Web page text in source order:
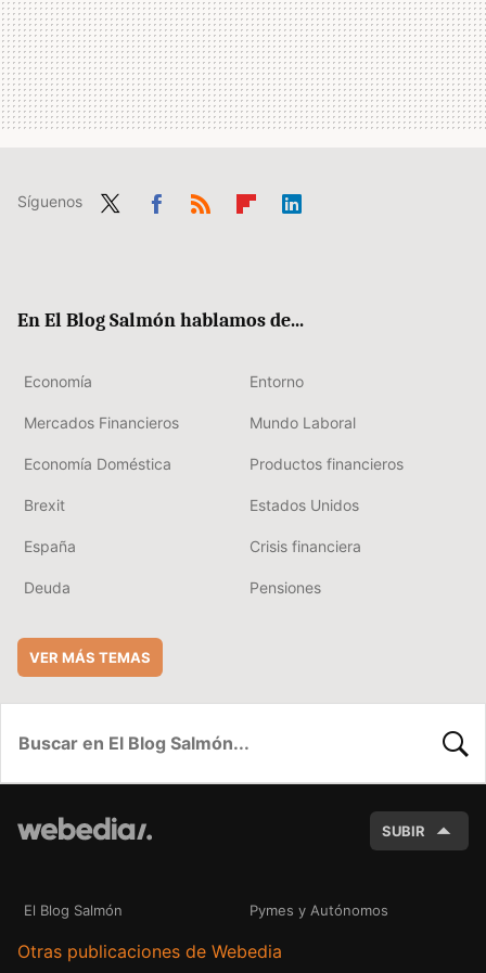
Síguenos
En El Blog Salmón hablamos de...
Economía Entorno
Mercados Financieros Mundo Laboral
Economía Doméstica Productos financieros
Brexit Estados Unidos
España Crisis financiera
Deuda Pensiones
VER MÁS TEMAS
SUBIR
El Blog Salmón Pymes y Autónomos
Otras publicaciones de Webedia